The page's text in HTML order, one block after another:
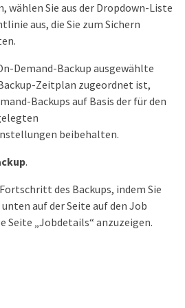
wählen Sie aus der Dropdown-Liste
aus, die Sie zum Sichern
Demand-Backup ausgewählte
Zeitplan zugeordnet ist,
Backups auf Basis der für den
beibehalten.
.
des Backups, indem Sie
auf der Seite auf den Job
Seite „Jobdetails“ anzuzeigen.